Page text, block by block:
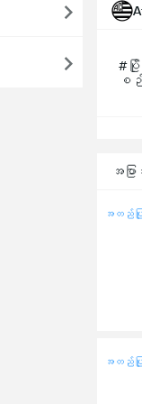
#ပ
စဉ်
အပြ
အတည်ပြု
အတည်ပြု